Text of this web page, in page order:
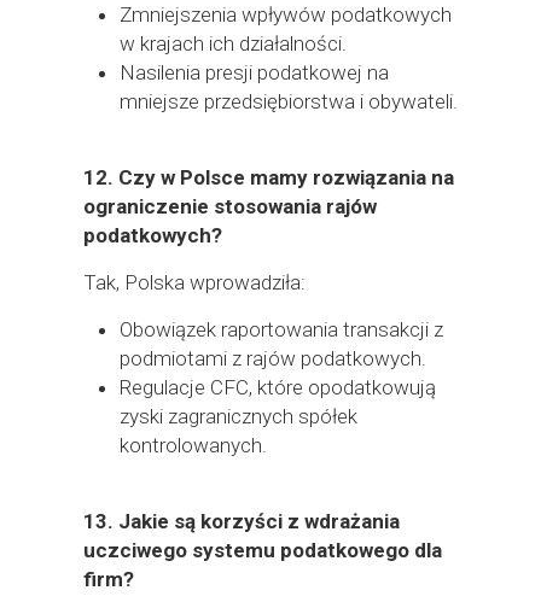
Zmniejszenia wpływów podatkowych
w krajach ich działalności.
Nasilenia presji podatkowej na
mniejsze przedsiębiorstwa i obywateli.
12. Czy w Polsce mamy rozwiązania na
ograniczenie stosowania rajów
podatkowych?
Tak, Polska wprowadziła:
Obowiązek raportowania transakcji z
podmiotami z rajów podatkowych.
Regulacje CFC, które opodatkowują
zyski zagranicznych spółek
kontrolowanych.
13. Jakie są korzyści z wdrażania
uczciwego systemu podatkowego dla
firm?